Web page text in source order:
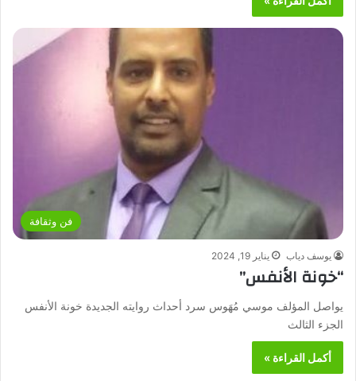
فن وثقافة
يوسف دياب يناير 19, 2024
“خونة الأنفس”
يواصل المؤلف موسي مُهَوس سرد أحداث روايته الجديدة خونة الأنفس
الجزء الثالث
أكمل القراءة »